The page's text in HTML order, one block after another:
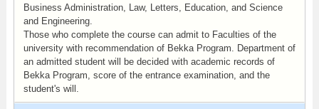
Business Administration, Law, Letters, Education, and Science
and Engineering.
Those who complete the course can admit to Faculties of the
university with recommendation of Bekka Program. Department of
an admitted student will be decided with academic records of
Bekka Program, score of the entrance examination, and the
student's will.